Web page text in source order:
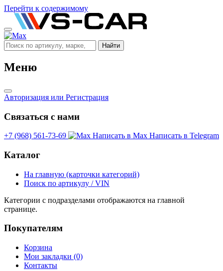
Перейти к содержимому
Найти
Меню
Авторизация или Регистрация
Связаться с нами
+7 (968) 561-73-69 Написать в Max Написать в Telegram
Каталог
На главную (карточки категорий)
Поиск по артикулу / VIN
Категории с подразделами отображаются на главной
странице.
Покупателям
Корзина
Мои закладки (0)
Контакты